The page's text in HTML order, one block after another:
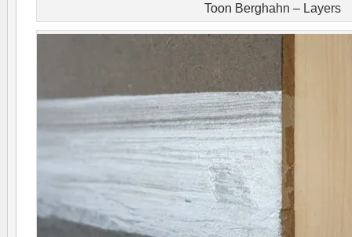
Toon Berghahn – Layers